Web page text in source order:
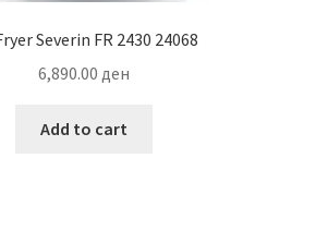
Severin FR 2430 24068
6,890.00 ден
Add to cart